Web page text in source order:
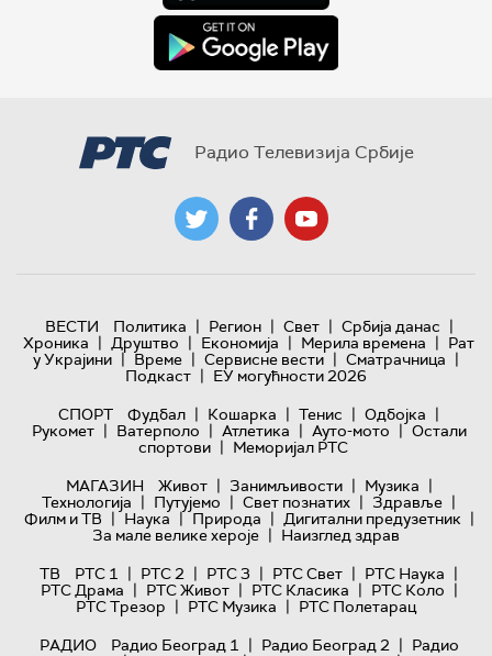
Радио Телевизија Србије
ВЕСТИ Политика | Регион | Свет | Србија данас |
Хроника | Друштво | Економија | Мерила времена | Рат
у Украјини | Време | Сервисне вести | Сматрачница |
Подкаст | ЕУ могућности 2026
СПОРТ
Фудбал | Кошарка | Тенис | Одбојка |
Рукомет | Ватерполо | Атлетика | Ауто-мото | Остали
спортови | Меморијал РТС
МАГАЗИН
Живот | Занимљивости | Музика |
Технологијa | Путујемо | Свет познатих | Здравље |
Филм и ТВ | Наука | Природа | Дигитални предузетник |
За мале велике хероје | Наизглед здрав
ТВ
РТС 1 | РТС 2 | РТС 3 | РТС Свет | РТС Наука |
РТС Драма | РТС Живот | РТС Класика | РТС Коло |
РТС Трезор | РТС Музика | РТС Полетарац
РАДИО
Радио Београд 1 | Радио Београд 2 | Радио